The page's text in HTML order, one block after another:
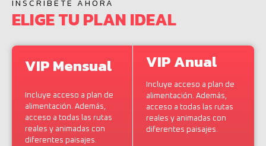
INSCRIBETE AHORA
ELIGE TU PLAN IDEAL
VIP Mensual
Incluye acceso a plan de
alimentación. Además,
acceso a todas las rutas
reales y animadas con
diferentes paisajes.
VIP Anual
Incluye acceso a plan de
alimentación. Además,
acceso a todas las rutas
reales y animadas con
diferentes paisajes.